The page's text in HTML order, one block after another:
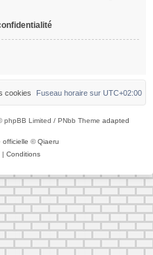
Fuseau horaire sur UTC+02:00
cookies
phpBB Limited / PNbb Theme adapted
officielle ©Qiaeru
| Conditions